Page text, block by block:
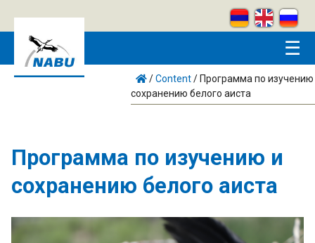
☰
/Content/ Программа по изучению
сохранению белого аиста
Программа по изучению и
сохранению белого аиста